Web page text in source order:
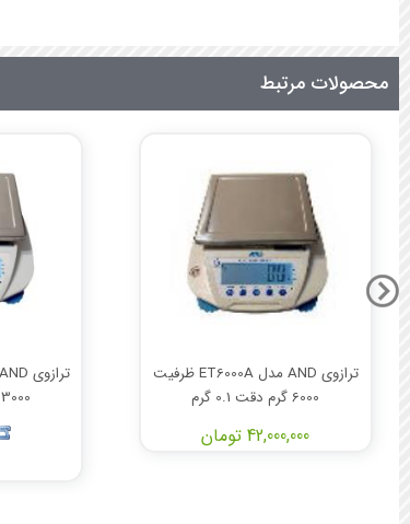
محصولات مرتبط
3000 گرم دقت 0.1 گرم
ترازوی AND مدل ET6000A ظرفیت
6000 گرم دقت 0.1 گرم
42,000,000 تومان